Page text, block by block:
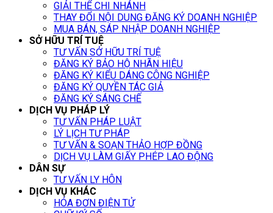
GIẢI THỂ CHI NHÁNH
THAY ĐỔI NỘI DUNG ĐĂNG KÝ DOANH NGHIỆP
MUA BÁN, SÁP NHẬP DOANH NGHIỆP
SỞ HỮU TRÍ TUỆ
TƯ VẤN SỞ HỮU TRÍ TUỆ
ĐĂNG KÝ BẢO HỘ NHÃN HIỆU
ĐĂNG KÝ KIỂU DÁNG CÔNG NGHIỆP
ĐĂNG KÝ QUYỀN TÁC GIẢ
ĐĂNG KÝ SÁNG CHẾ
DỊCH VỤ PHÁP LÝ
TƯ VẤN PHÁP LUẬT
LÝ LỊCH TƯ PHÁP
TƯ VẤN & SOẠN THẢO HỢP ĐỒNG
DỊCH VỤ LÀM GIẤY PHÉP LAO ĐỘNG
DÂN SỰ
TƯ VẤN LY HÔN
DỊCH VỤ KHÁC
HÓA ĐƠN ĐIỆN TỬ